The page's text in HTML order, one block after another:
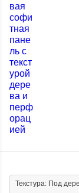
Текстура: Под